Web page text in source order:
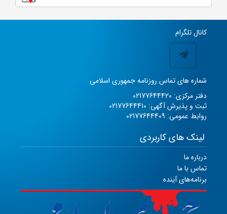
کانال تلگرام
شماره های تماس روزنامه جمهوری اسلامی
دفتر مرکزی: 02177644420
ثبت و پذیرش آگهی: 02177644410
روابط عمومی: 02177644409
لینک های کاربردی
درباره ما
تماس با ما
برنامه‌های آینده